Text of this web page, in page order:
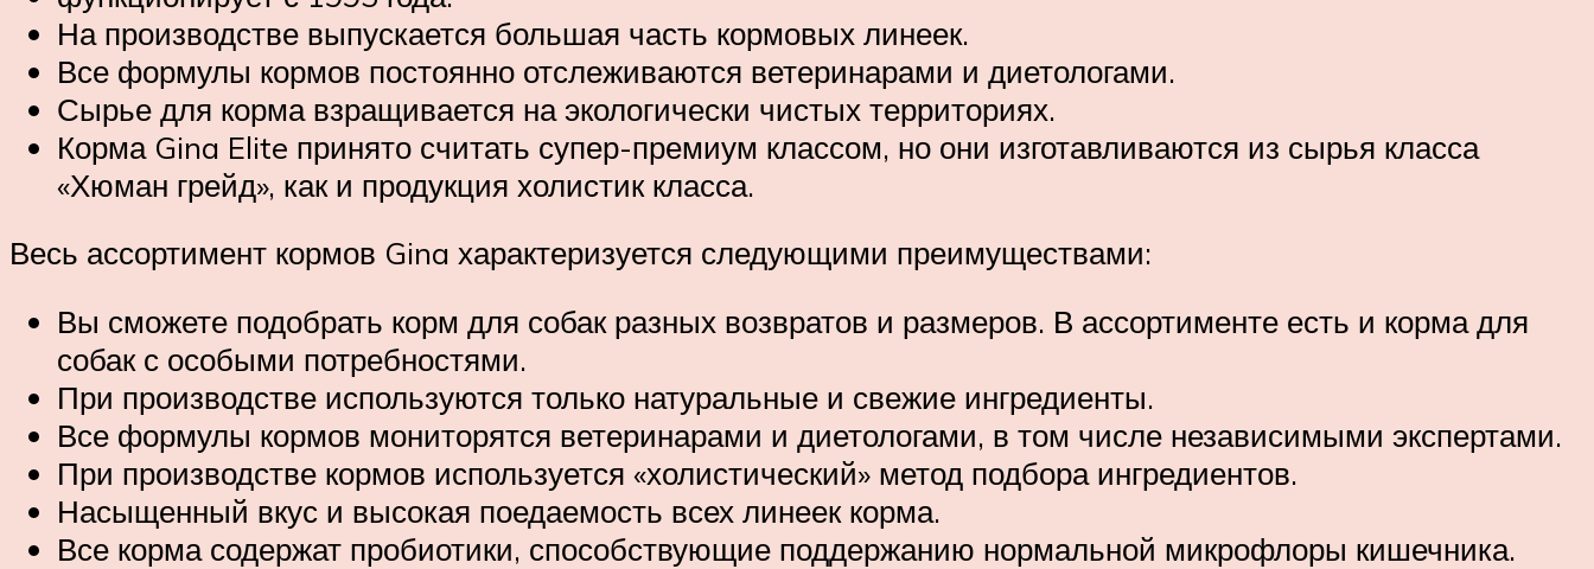
На производстве выпускается большая часть кормовых линеек.
Все формулы кормов постоянно отслеживаются ветеринарами и диетологами.
Сырье для корма взращивается на экологически чистых территориях.
Корма Gina Elite принято считать супер-премиум классом, но они изготавливаются из сырья класса
«Хюман грейд», как и продукция холистик класса.
Весь ассортимент кормов Gina характеризуется следующими преимуществами:
Вы сможете подобрать корм для собак разных возвратов и размеров. В ассортименте есть и корма для
собак с особыми потребностями.
При производстве используются только натуральные и свежие ингредиенты.
Все формулы кормов мониторятся ветеринарами и диетологами, в том числе независимыми экспертами.
При производстве кормов используется «холистический» метод подбора ингредиентов.
Насыщенный вкус и высокая поедаемость всех линеек корма.
Все корма содержат пробиотики, способствующие поддержанию нормальной микрофлоры кишечника.